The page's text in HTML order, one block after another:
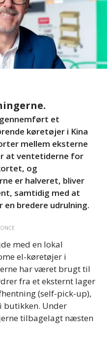
et
køretøjer i Kina
mellem eksterne
at ventetiderne for
og
er halveret, bliver
samtidig med at
en bredere udrulning.
med en lokal
el-køretøjer i
har været brugt til
fra et eksternt lager
(self-pick-up),
butikken. Under
tilbagelagt næsten